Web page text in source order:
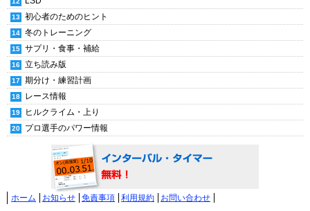
初心者のためのヒント
冬のトレーニング
サプリ・食事・補給
立ち読み版
期分け・練習計画
レース情報
ヒルクライム・上り
プロ選手のパワー情報
ホーム お知らせ 免責事項 利用規約 お問い合わせ